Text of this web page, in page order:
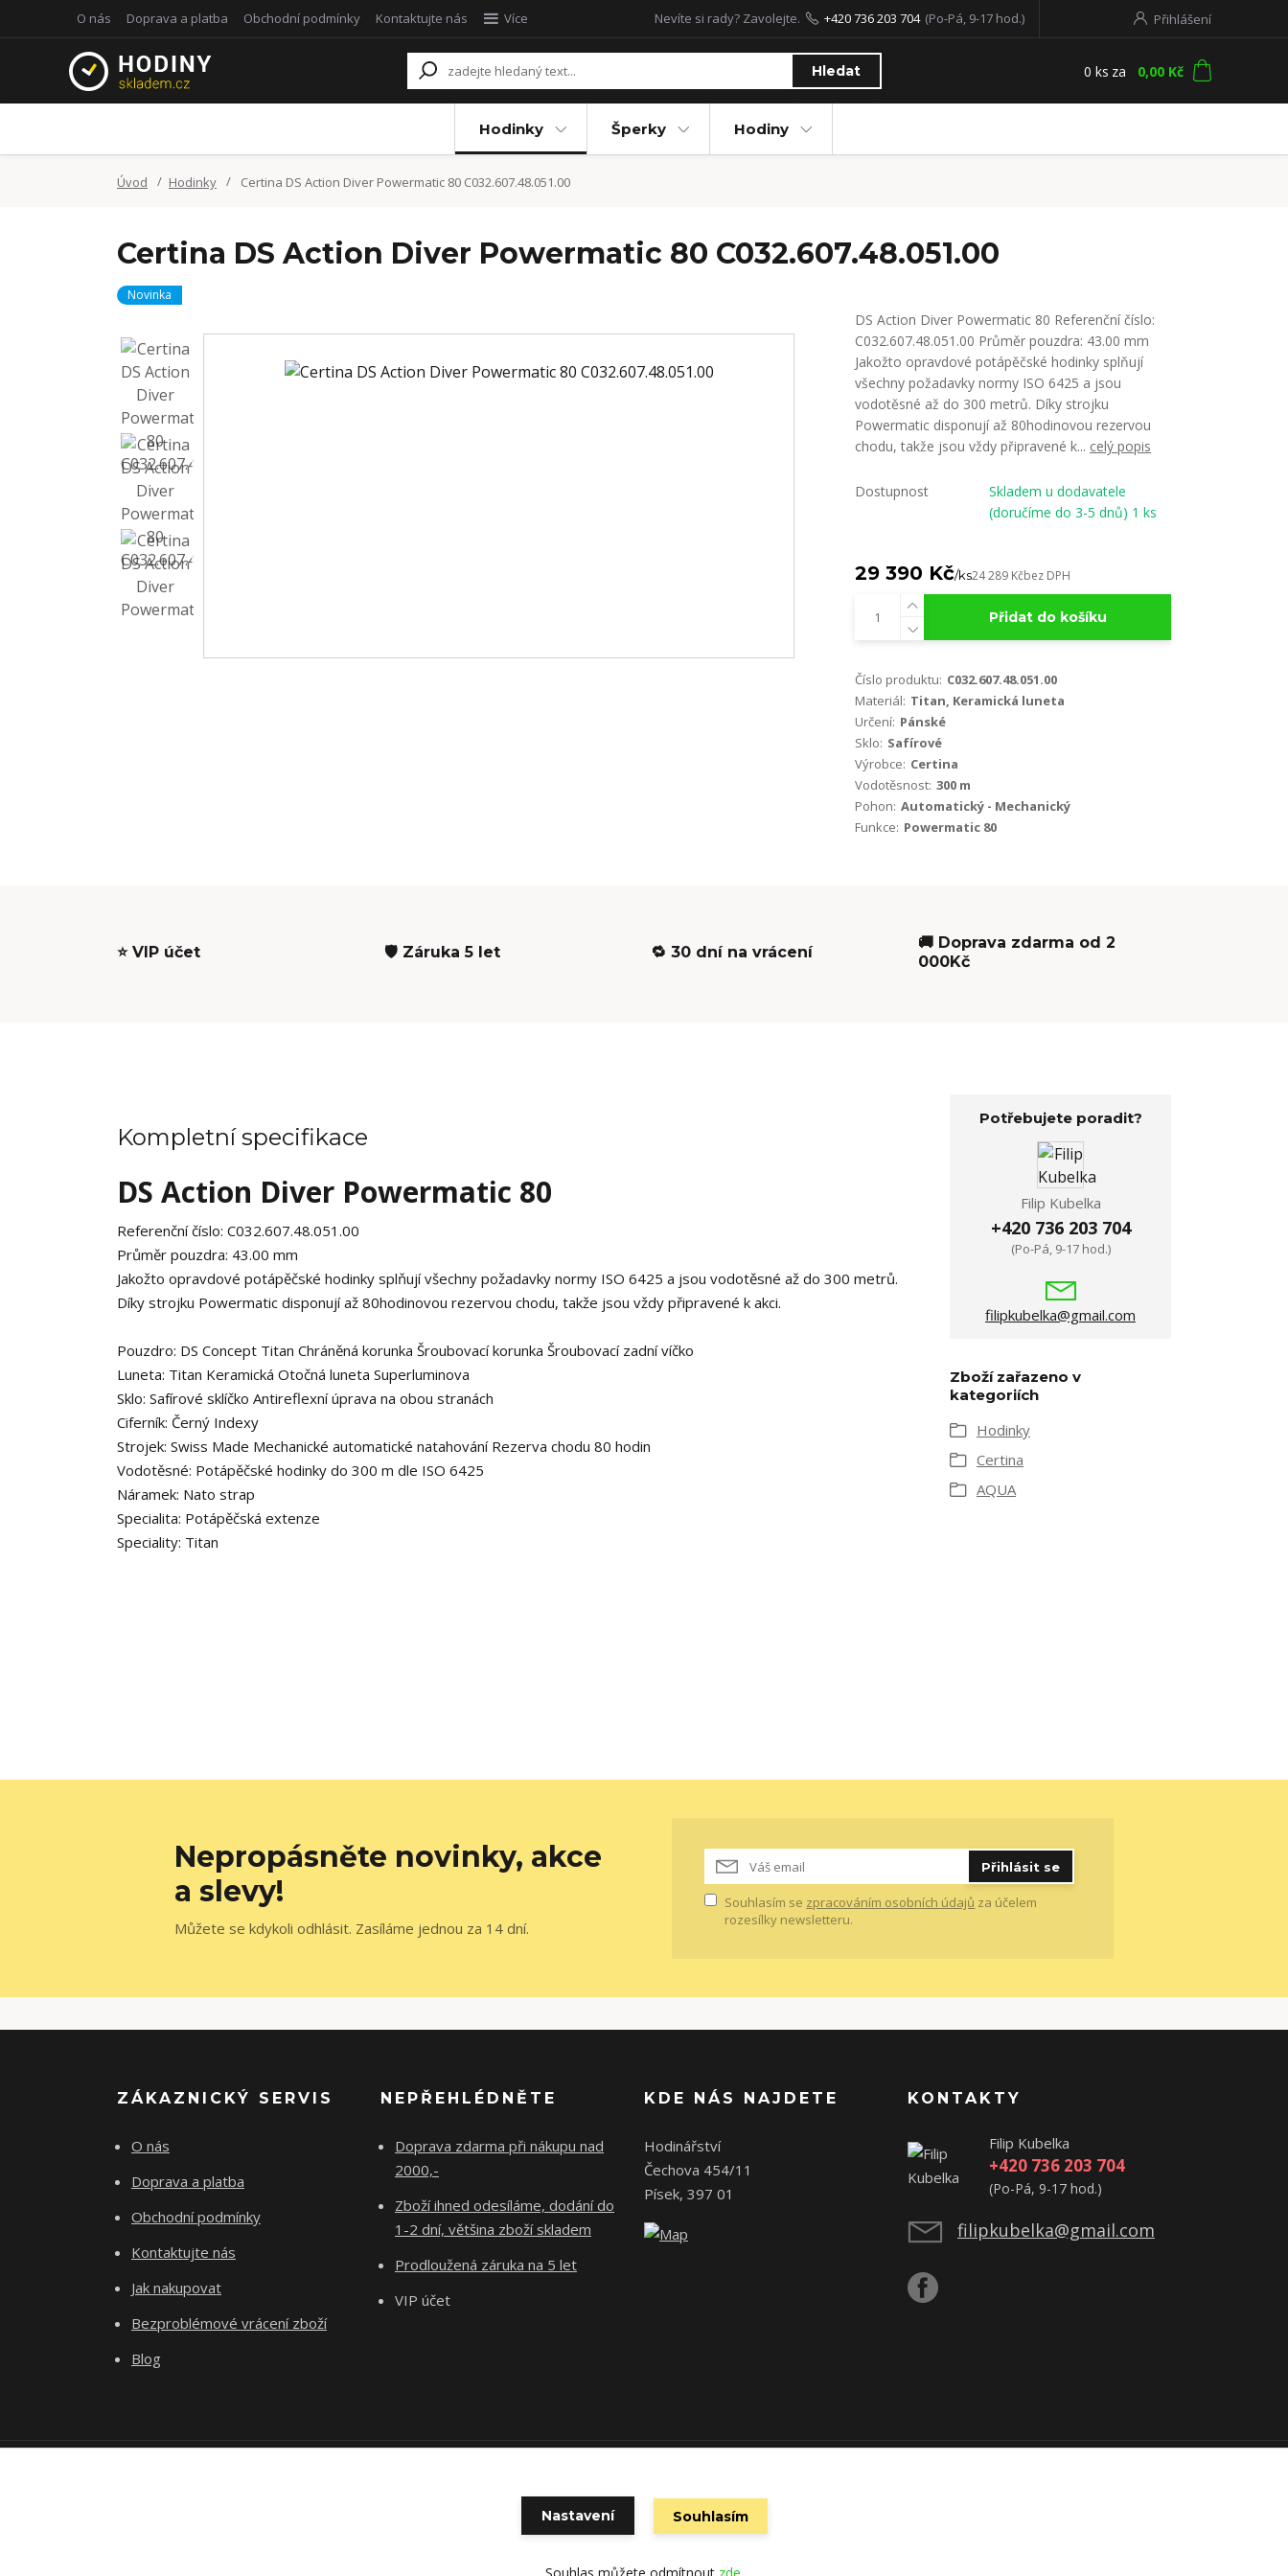
O nás Doprava a platba Obchodní podmínky Kontaktujte nás Více Přihlášení
Hledat
Nevíte si rady? Zavolejte. +420 736 203 704 (Po-Pá, 9-17 hod.)
0 ks za 0,00 Kč
Hodinky Šperky Hodiny
Úvod Hodinky Certina DS Action Diver Powermatic 80 C032.607.48.051.00
Certina DS Action Diver Powermatic 80 C032.607.48.051.00
Novinka
DS Action Diver Powermatic 80 Referenční číslo:
C032.607.48.051.00 Průměr pouzdra: 43.00 mm
Jakožto opravdové potápěčské hodinky splňují
všechny požadavky normy ISO 6425 a jsou
vodotěsné až do 300 metrů. Díky strojku
Powermatic disponují až 80hodinovou rezervou
chodu, takže jsou vždy připravené k... celý popis
Dostupnost
Skladem u dodavatele
(doručíme do 3-5 dnů) 1 ks
29 390 Kč/ks24 289 Kčbez DPH
Přidat do košíku
Číslo produktu: C032.607.48.051.00
Materiál: Titan, Keramická luneta
Určení: Pánské
Sklo: Safírové
Výrobce: Certina
Vodotěsnost: 300 m
Pohon: Automatický - Mechanický
Funkce: Powermatic 80
⭐ VIP účet 🛡️ Záruka 5 let 🔁 30 dní na vrácení
🚚 Doprava zdarma od 2
000Kč
Kompletní specifikace
DS Action Diver Powermatic 80
Referenční číslo: C032.607.48.051.00
Průměr pouzdra: 43.00 mm
Jakožto opravdové potápěčské hodinky splňují všechny požadavky normy ISO 6425 a jsou vodotěsné až do 300 metrů.
Díky strojku Powermatic disponují až 80hodinovou rezervou chodu, takže jsou vždy připravené k akci.
Pouzdro: DS Concept Titan Chráněná korunka Šroubovací korunka Šroubovací zadní víčko
Luneta: Titan Keramická Otočná luneta Superluminova
Sklo: Safírové sklíčko Antireflexní úprava na obou stranách
Ciferník: Černý Indexy
Strojek: Swiss Made Mechanické automatické natahování Rezerva chodu 80 hodin
Vodotěsné: Potápěčské hodinky do 300 m dle ISO 6425
Náramek: Nato strap
Specialita: Potápěčská extenze
Speciality: Titan
Potřebujete poradit?
Filip Kubelka
+420 736 203 704
(Po-Pá, 9-17 hod.)
filipkubelka@gmail.com
Zboží zařazeno v
kategoriích
Hodinky
Certina
AQUA
Nepropásněte novinky, akce
a slevy!
Můžete se kdykoli odhlásit. Zasíláme jednou za 14 dní.
Přihlásit se
Souhlasím se zpracováním osobních údajů za účelem
rozesílky newsletteru.
ZÁKAZNICKÝ SERVIS
O nás
Doprava a platba
Obchodní podmínky
Kontaktujte nás
Jak nakupovat
Bezproblémové vrácení zboží
Blog
NEPŘEHLÉDNĚTE
Doprava zdarma při nákupu nad
2000,-
Zboží ihned odesíláme, dodání do
1-2 dní, většina zboží skladem
Prodloužená záruka na 5 let
VIP účet
KDE NÁS NAJDETE
Hodinářství
Čechova 454/11
Písek, 397 01
KONTAKTY
Filip Kubelka
+420 736 203 704
(Po-Pá, 9-17 hod.)
filipkubelka@gmail.com
technického výpadku pak nejpozději do 48 hodin.
Nastavení Souhlasím